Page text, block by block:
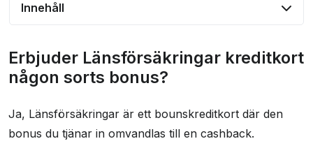
Innehåll
sorts bonus?
Erbjuder Länsförsäkringar kreditkort några
andra förmåner, rabatter eller erbjudanden?
Vilka försäkringar ingår?
Erbjuder Länsförsäkringar kreditkort
någon sorts bonus?
Ja, Länsförsäkringar är ett bounskreditkort där den
bonus du tjänar in omvandlas till en cashback.